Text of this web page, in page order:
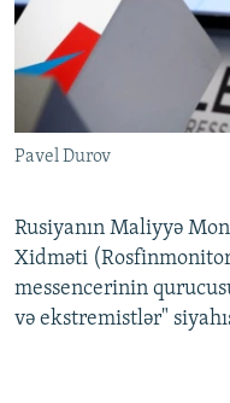
Pavel Durov
Rusiyanın Maliyyə
Xidməti
messencerinin
və ekstremistlər"